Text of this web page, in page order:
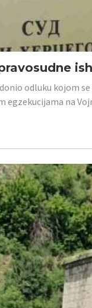
odluku kojom
egzekucijama na